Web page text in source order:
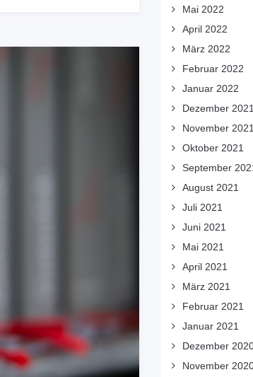
Mai 2022
April 2022
März 2022
Februar 2022
Januar 2022
Dezember 2021
November 2021
Oktober 2021
September
August 2021
Juli 2021
Juni 2021
Mai 2021
April 2021
März 2021
Februar 2021
Januar 2021
Dezember
November